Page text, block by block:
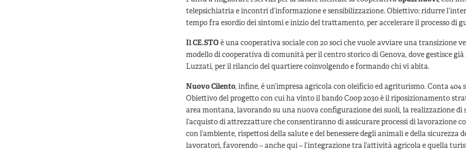
telepsichiatria e incontri d’informazione e sensibilizzazione. Obiettivo: ridurre
tempo fra esordio dei sintomi e inizio del trattamento, per accelerare il processo di
IlCE.STOè una cooperativa sociale con 20 soci che vuole avviare una transizione
modello di cooperativa di comunità per il centro storico di Genova, dove gestisce
Luzzati, per il rilancio del quartiere coinvolgendo e formando chi vi abita.
Nuovo Cilento, infine, è un’impresa agricola con oleificio ed agriturismo. Conta 404
Obiettivo del progetto con cui ha vinto il bando Coop 2030 è il riposizionamento
area montana, lavorando su una nuova configurazione dei suoli, la realizzazione di
l’acquisto di attrezzatture che consentiranno di assicurare processi di lavorazione
con l’ambiente, rispettosi della salute e del benessere degli animali e della sicurezza
lavoratori, favorendo – anche qui – l’integrazione tra l’attività agricola e quella